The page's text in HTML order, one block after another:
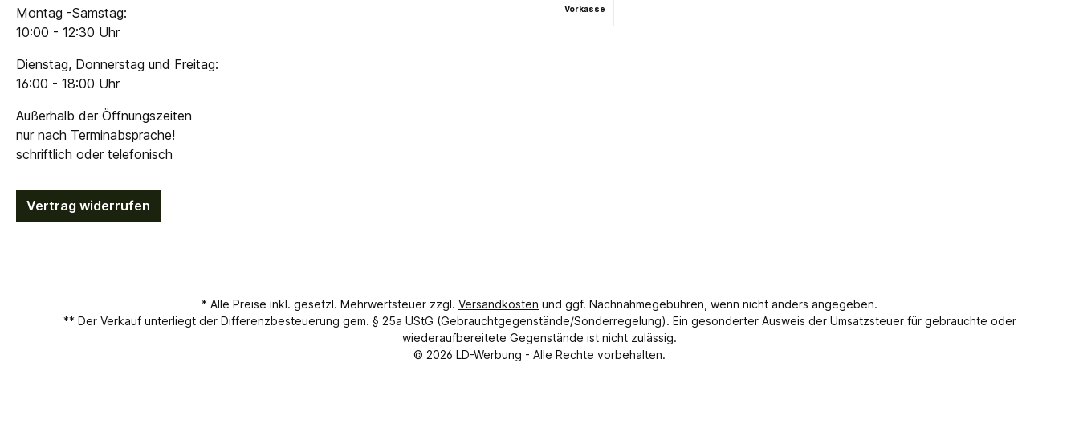
Montag -Samstag:
10:00 - 12:30 Uhr
Dienstag, Donnerstag und Freitag:
16:00 - 18:00 Uhr
Außerhalb der Öffnungszeiten
nur nach Terminabsprache!
schriftlich oder telefonisch
Vertrag widerrufen
Vorkasse
* Alle Preise inkl. gesetzl. Mehrwertsteuer zzgl. Versandkosten und ggf. Nachnahmegebühren, wenn nicht anders angegeben.
** Der Verkauf unterliegt der Differenzbesteuerung gem. § 25a UStG (Gebrauchtgegenstände/Sonderregelung). Ein gesonderter Ausweis der Umsatzsteuer für gebrauchte oder
wiederaufbereitete Gegenstände ist nicht zulässig.
© 2026 LD-Werbung - Alle Rechte vorbehalten.